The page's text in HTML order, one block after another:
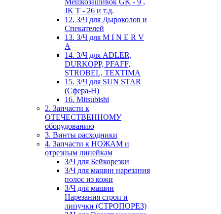
Мешкозашивок GK - 9 ,
JK T - 26 и т.д.
12. З/Ч для Дыроколов и
Спекателей
13. З/Ч для M I N E R V
A
14. З/Ч для ADLER,
DURKOPP, PFAFF,
STROBEL, TEXTIMA
15. З/Ч для SUN STAR
(Сфера-Н)
16. Mitsubishi
2. Запчасти к
ОТЕЧЕСТВЕННОМУ
оборудованию
3. Винты расходники
4. Запчасти к НОЖАМ и
отрезным линейкам
З/Ч для Бейкорезки
З/Ч для машин нарезания
полос из кожи
З/Ч для машин
Нарезания строп и
липучки (СТРОПОРЕЗ)